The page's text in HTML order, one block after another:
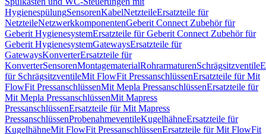
HygienespülungSensorenKabelNetzteileErsatzteile für
NetzteileNetzwerkkomponentenGeberit Connect Zubehör für
Geberit HygienesystemErsatzteile für Geberit Connect Zubehör für
Geberit HygienesystemGatewaysErsatzteile für
GatewaysKonverterErsatzteile für
KonverterSensorenMontagematerialRohrarmaturenSchrägsitzventile
für SchrägsitzventileMit FlowFit PressanschlüssenErsatzteile für Mit
FlowFit PressanschlüssenMit Mepla PressanschlüssenErsatzteile für
Mit Mepla PressanschlüssenMit Mapress
PressanschlüssenErsatzteile für Mit Mapress
PressanschlüssenProbenahmeventileKugelhähneErsatzteile für
KugelhähneMit FlowFit PressanschlüssenErsatzteile für Mit FlowFit